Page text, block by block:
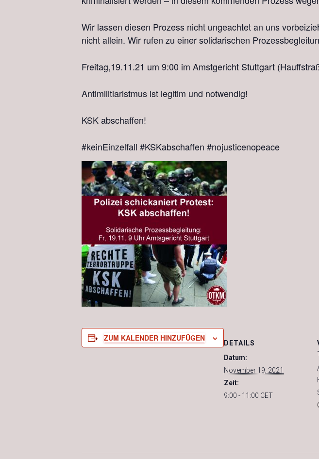
Wir lassen diesen Prozess nicht ungeachtet an uns
nicht allein. Wir rufen zu einer solidarischen
Freitag,19.11.21 um 9:00 im Amstgericht Stuttgart
Antimilitiaristmus ist legitim und notwendig!
KSK abschaffen!
#keinEinzelfall #KSKabschaffen #nojusticenopeace
ZUM KALENDER HINZUFÜGEN
DETAILS
Datum:
November 19, 2021
Zeit:
9:00 - 11:00 CET